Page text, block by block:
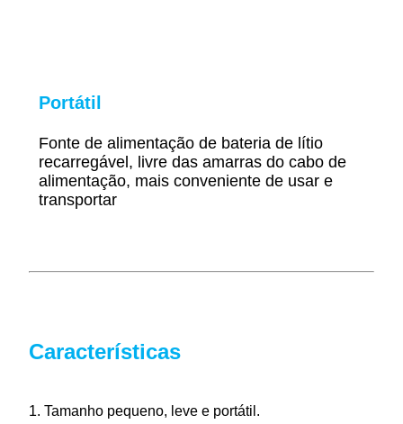
Portátil
Fonte de alimentação de bateria de lítio
recarregável, livre das amarras do cabo de
alimentação, mais conveniente de usar e
transportar
Características
1. Tamanho pequeno, leve e portátil.